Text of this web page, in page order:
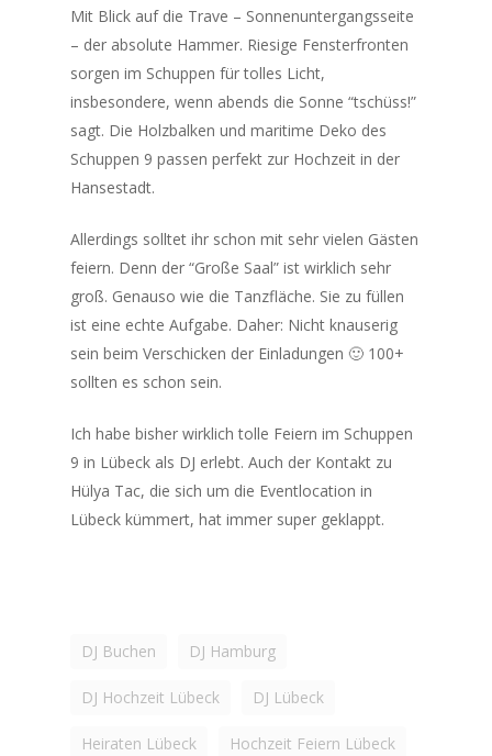
Mit Blick auf die Trave – Sonnenuntergangsseite
– der absolute Hammer. Riesige Fensterfronten
sorgen im Schuppen für tolles Licht,
insbesondere, wenn abends die Sonne “tschüss!”
sagt. Die Holzbalken und maritime Deko des
Schuppen 9 passen perfekt zur Hochzeit in der
Hansestadt.
Allerdings solltet ihr schon mit sehr vielen Gästen
feiern. Denn der “Große Saal” ist wirklich sehr
groß. Genauso wie die Tanzfläche. Sie zu füllen
ist eine echte Aufgabe. Daher: Nicht knauserig
sein beim Verschicken der Einladungen 🙂 100+
sollten es schon sein.
Ich habe bisher wirklich tolle Feiern im Schuppen
9 in Lübeck als DJ erlebt. Auch der Kontakt zu
Hülya Tac, die sich um die Eventlocation in
Lübeck kümmert, hat immer super geklappt.
DJ Buchen DJ Hamburg
DJ Hochzeit Lübeck DJ Lübeck
Heiraten Lübeck Hochzeit Feiern Lübeck